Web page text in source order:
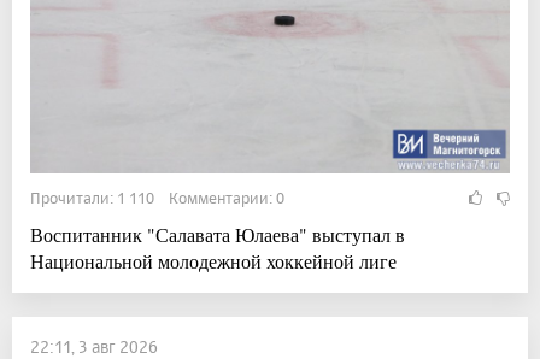
Прочитали: 1 110 Комментарии: 0
Воспитанник "Салавата Юлаева" выступал в
Национальной молодежной хоккейной лиге
22:11, 3 авг 2026